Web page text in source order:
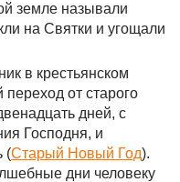
земле называли
на Святки и угощали
в крестьянском
от старого
дней, с
Господня, и
(Старый Новый Год).
дни человеку